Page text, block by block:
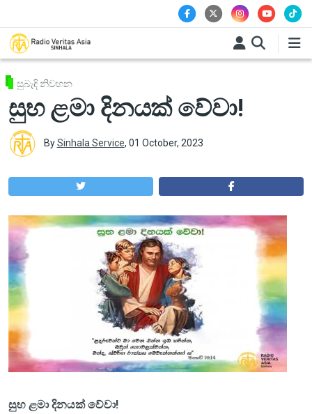
සුබැඳි නිවහන
සුභ ළමා දිනයක් වේවා!
BySinhala Service, 01 October, 2023
සුභ ළමා දිනයක් වේවා!